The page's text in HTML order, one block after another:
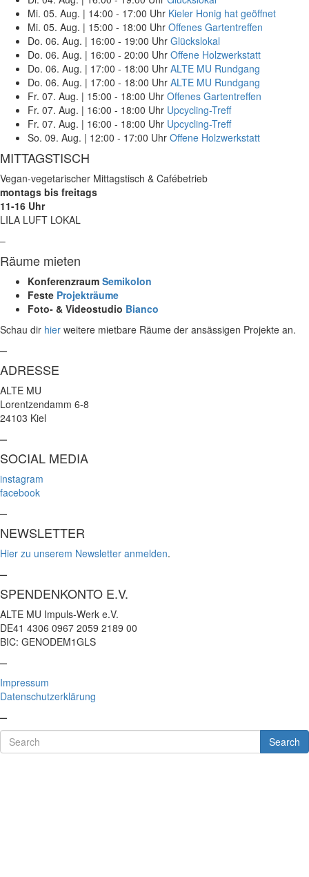
Mi. 05. Aug. | 14:00 - 17:00 Uhr Kieler Honig hat geöffnet
Mi. 05. Aug. | 15:00 - 18:00 Uhr Offenes Gartentreffen
Do. 06. Aug. | 16:00 - 19:00 Uhr Glückslokal
Do. 06. Aug. | 16:00 - 20:00 Uhr Offene Holzwerkstatt
Do. 06. Aug. | 17:00 - 18:00 Uhr ALTE MU Rundgang
Do. 06. Aug. | 17:00 - 18:00 Uhr ALTE MU Rundgang
Fr. 07. Aug. | 15:00 - 18:00 Uhr Offenes Gartentreffen
Fr. 07. Aug. | 16:00 - 18:00 Uhr Upcycling-Treff
Fr. 07. Aug. | 16:00 - 18:00 Uhr Upcycling-Treff
So. 09. Aug. | 12:00 - 17:00 Uhr Offene Holzwerkstatt
MITTAGSTISCH
Vegan-vegetarischer Mittagstisch & Cafébetrieb
montags bis freitags
11-16 Uhr
LILA LUFT LOKAL
–
Räume mieten
Konferenzraum Semikolon
Feste Projekträume
Foto- & Videostudio Bianco
Schau dir hier weitere mietbare Räume der ansässigen Projekte an.
–
ADRESSE
ALTE MU
Lorentzendamm 6-8
24103 Kiel
–
SOCIAL MEDIA
instagram
facebook
–
NEWSLETTER
Hier zu unserem Newsletter anmelden.
–
SPENDENKONTO E.V.
ALTE MU Impuls-Werk e.V.
DE41 4306 0967 2059 2189 00
BIC: GENODEM1GLS
–
Impressum
Datenschutzerklärung
–
Search